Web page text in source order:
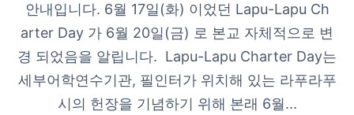
안내입니다. 6월 17일(화) 이었던 Lapu-Lapu Ch
arter Day 가 6월 20일(금) 로 본교 자체적으로 변
경 되었음을 알립니다. ​ Lapu-Lapu Charter Day는
세부어학연수기관, 필인터가 위치해 있는 라푸라푸
시의 헌장을 기념하기 위해 본래 6월...